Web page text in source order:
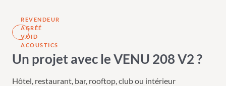
REVENDEUR
AGRÉÉ
VOID
ACOUSTICS
Un projet avec le VENU 208 V2 ?
Hôtel, restaurant, bar, rooftop, club ou intérieur